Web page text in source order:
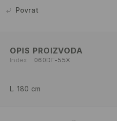
Povrat
OPIS PROIZVODA
Index 060DF-55X
L. 180 cm